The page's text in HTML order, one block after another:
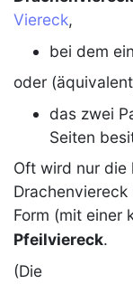
Viereck,
bei dem
oder
das zwei
Seiten
Oft wird nur die
Drachenviereck
Form (mit einer
Pfeilviereck.
(Die